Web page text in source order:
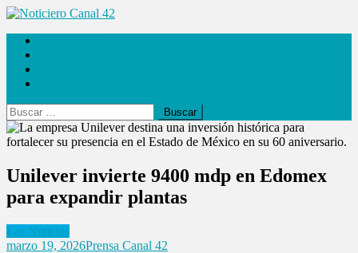
Saltar
contenido
Noticiero Canal 42
Buscar:
Unilever invierte 9400 mdp en Edomex
para expandir plantas
Las Noticias
marzo 19, 2026Prensa Canal 42